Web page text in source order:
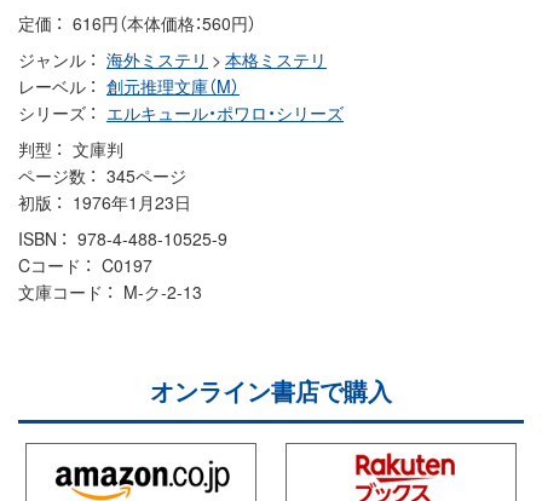
定価
616円（本体価格：560円）
ジャンル
海外ミステリ > 本格ミステリ
レーベル
創元推理文庫（M）
シリーズ
エルキュール・ポワロ・シリーズ
判型
文庫判
ページ数
345ページ
初版
1976年1月23日
ISBN
978-4-488-10525-9
Cコード
C0197
文庫コード
M-ク-2-13
オンライン書店で購入